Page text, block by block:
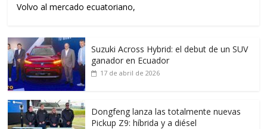
Volvo al mercado ecuatoriano,
Suzuki Across Hybrid: el debut de un SUV
ganador en Ecuador
17 de abril de 2026
Dongfeng lanza las totalmente nuevas
Pickup Z9: híbrida y a diésel